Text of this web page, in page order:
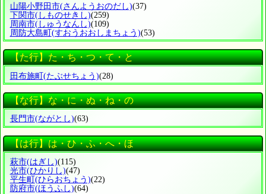
山陽小野田市(さんようおのだし)(37)
下関市(しものせきし)(259)
周南市(しゅうなんし)(109)
周防大島町 (すおうおおしまちょう)(53)
【た行】た・ち・つ・て・と
田布施町(たぶせちょう)(28)
【な行】な・に・ぬ・ね・の
長門市(ながとし)(63)
【は行】は・ひ・ふ・へ・ほ
萩市(はぎし)(115)
光市(ひかりし)(47)
平生町 (ひらおちょう)(22)
防府市(ほうふし)(64)